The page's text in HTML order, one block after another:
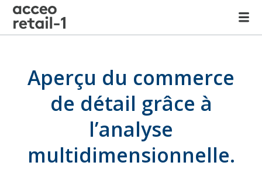
Aperçu du commerce
de détail grâce à
l’analyse
multidimensionnelle.